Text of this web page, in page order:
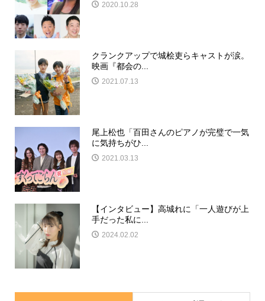
2020.10.28
クランクアップで城桧吏らキャストが涙。
映画『都会の...
2021.07.13
尾上松也「百田さんのピアノが完璧で一気
に気持ちがひ...
2021.03.13
【インタビュー】高城れに「一人遊びが上
手だった私に...
2024.02.02